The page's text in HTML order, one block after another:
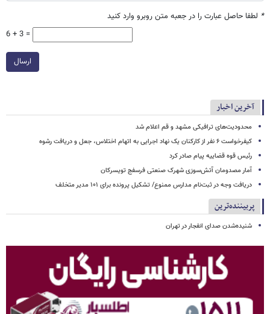
* لطفا حاصل عبارت را در جعبه متن روبرو وارد کنید
6 + 3 =
ارسال
آخرین اخبار
محدودیت‌های ترافیکی مشهد و قم اعلام شد
کیفرخواست ۶ نفر از کارکنان یک نهاد اجرایی به اتهام اختلاس، جعل و دریافت رشوه
رئیس قوه قضاییه پیام صادر کرد
آمار مصدومان آتش‌سوزی شهرک صنعتی فرسفج تویسرکان
دریافت وجه در ثبت‌نام مدارس ممنوع/ تشکیل پرونده برای ۱۰۱ مدیر متخلف
پربیننده‌ترین
شنیده‌شدن صدای انفجار در تهران